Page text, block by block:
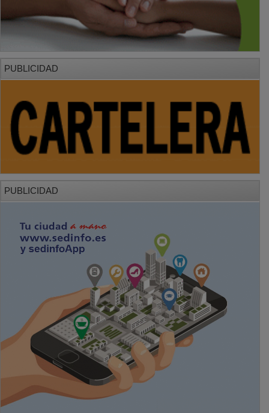
PUBLICIDAD
PUBLICIDAD